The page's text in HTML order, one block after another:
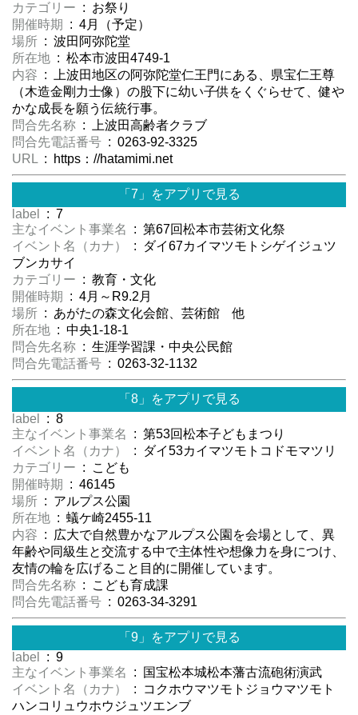
カテゴリー : お祭り
開催時期
: 4月（予定）
場所 : 波田阿弥陀堂
所在地 : 松本市波田4749-1
内容 : 上波田地区の阿弥陀堂仁王門にある、県宝仁王尊
（木造金剛力士像）の股下に幼い子供をくぐらせて、健や
かな成長を願う伝統行事。
問合先名称 : 上波田高齢者クラブ
問合先電話番号 : 0263-92-3325
URL : https：//hatamimi.net
「7」をアプリで見る
label
: 7
主なイベント事業名
: 第67回松本市芸術文化祭
イベント名（カナ）
: ダイ67カイマツモトシゲイジュツ
ブンカサイ
カテゴリー : 教育・文化
開催時期
: 4月～R9.2月
場所 : あがたの森文化会館、芸術館 他
所在地 : 中央1-18-1
問合先名称 : 生涯学習課・中央公民館
問合先電話番号 : 0263-32-1132
「8」をアプリで見る
label
: 8
主なイベント事業名
: 第53回松本子どもまつり
イベント名（カナ）
: ダイ53カイマツモトコドモマツリ
カテゴリー : こども
開催時期
: 46145
場所 : アルプス公園
所在地 : 蟻ケ崎2455-11
内容 : 広大で自然豊かなアルプス公園を会場として、異
年齢や同級生と交流する中で主体性や想像力を身につけ、
友情の輪を広げること目的に開催しています。
問合先名称 : こども育成課
問合先電話番号 : 0263-34-3291
「9」をアプリで見る
label
: 9
主なイベント事業名
: 国宝松本城松本藩古流砲術演武
イベント名（カナ）
: コクホウマツモトジョウマツモト
ハンコリュウホウジュツエンブ